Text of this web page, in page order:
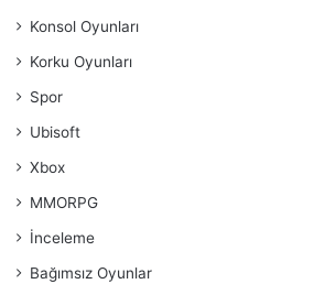
Konsol Oyunları
Korku Oyunları
Spor
Ubisoft
Xbox
MMORPG
İnceleme
Bağımsız Oyunlar